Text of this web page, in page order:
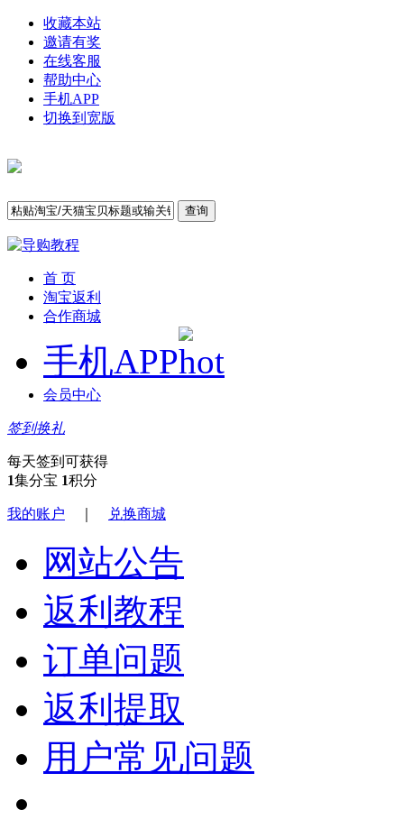
收藏本站
邀请有奖
在线客服
帮助中心
手机APP
切换到宽版
查询
首 页
淘宝返利
合作商城
手机APP
会员中心
签到换礼
每天签到可获得
1集分宝 1积分
我的账户 兑换商城
网站公告
返利教程
订单问题
返利提取
用户常见问题